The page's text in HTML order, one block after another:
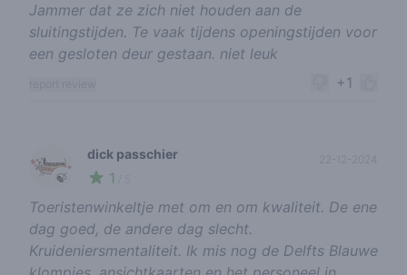
Jammer dat ze zich niet houden aan de
sluitingstijden. Te vaak tijdens openingstijden voor
een gesloten deur gestaan. niet leuk
+1
🍃
dick passchier
1
Toeristenwinkeltje met om en om kwaliteit. De ene
dag goed, de andere dag slecht.
Kruideniersmentaliteit. Ik mis nog de Delfts Blauwe